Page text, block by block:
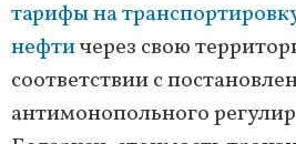
тарифы на
нефтичерез свою
соответствии с
антимонопольного